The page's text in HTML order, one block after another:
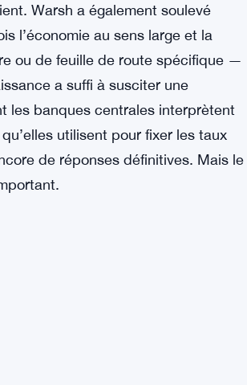
Warsh a également soulevé
l’économie au sens large et la
ou de feuille de route spécifique —
a suffi à susciter une
les banques centrales interprètent
utilisent pour fixer les taux
de réponses définitives. Mais le